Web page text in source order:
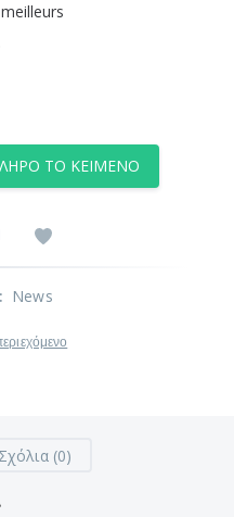
meilleurs
ΤΟ ΚΕΊΜΕΝΟ
: News
Σχόλια (0)